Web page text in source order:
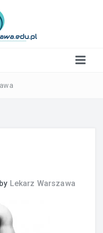
Lekarz Warszawa